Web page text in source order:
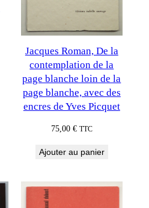
Jacques Roman, De la
contemplation de la
page blanche loin de la
page blanche, avec des
encres de Yves Picquet
75,00 € TTC
Ajouter au panier